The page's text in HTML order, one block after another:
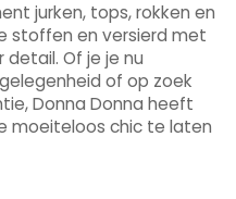
jurken, tops, rokken en
stoffen en versierd met
Of je je nu
of op zoek
Donna Donna heeft
moeiteloos chic te laten